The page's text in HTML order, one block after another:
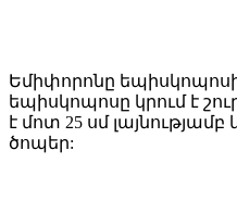
Եմիփորոնը
եպիսկոպոսը կրում է
է մոտ 25 սմ
ծոպեր: